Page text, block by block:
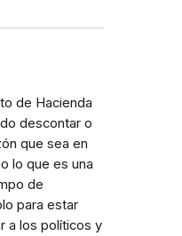
de Hacienda
descontar o
que sea en
lo que es una
de
para estar
a los políticos y